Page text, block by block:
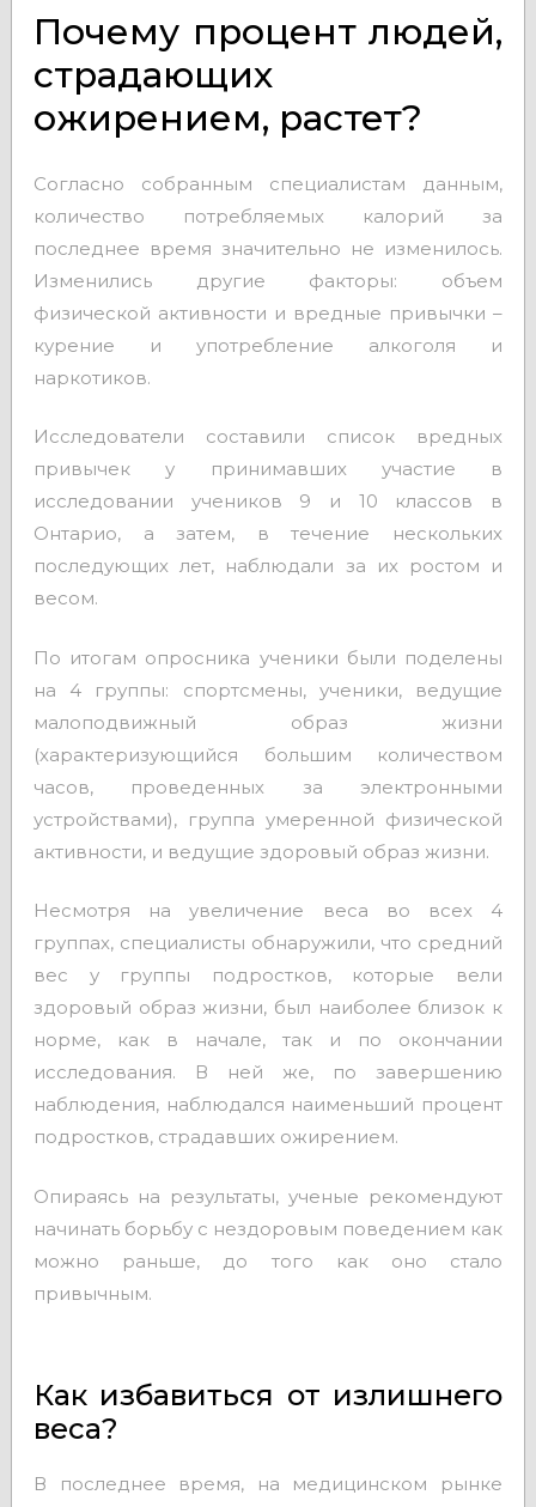
Почему процент людей,
страдающих
ожирением, растет?
Согласно собранным специалистам данным,
количество потребляемых калорий за
последнее время значительно не изменилось.
Изменились другие факторы: объем
физической активности и вредные привычки –
курение и употребление алкоголя и
наркотиков.
Исследователи составили список вредных
привычек у принимавших участие в
исследовании учеников 9 и 10 классов в
Онтарио, а затем, в течение нескольких
последующих лет, наблюдали за их ростом и
весом.
По итогам опросника ученики были поделены
на 4 группы: спортсмены, ученики, ведущие
малоподвижный образ жизни
(характеризующийся большим количеством
часов, проведенных за электронными
устройствами), группа умеренной физической
активности, и ведущие здоровый образ жизни.
Несмотря на увеличение веса во всех 4
группах, специалисты обнаружили, что средний
вес у группы подростков, которые вели
здоровый образ жизни, был наиболее близок к
норме, как в начале, так и по окончании
исследования. В ней же, по завершению
наблюдения, наблюдался наименьший процент
подростков, страдавших ожирением.
Опираясь на результаты, ученые рекомендуют
начинать борьбу с нездоровым поведением как
можно раньше, до того как оно стало
привычным.
Как избавиться от излишнего
веса?
В последнее время, на медицинском рынке